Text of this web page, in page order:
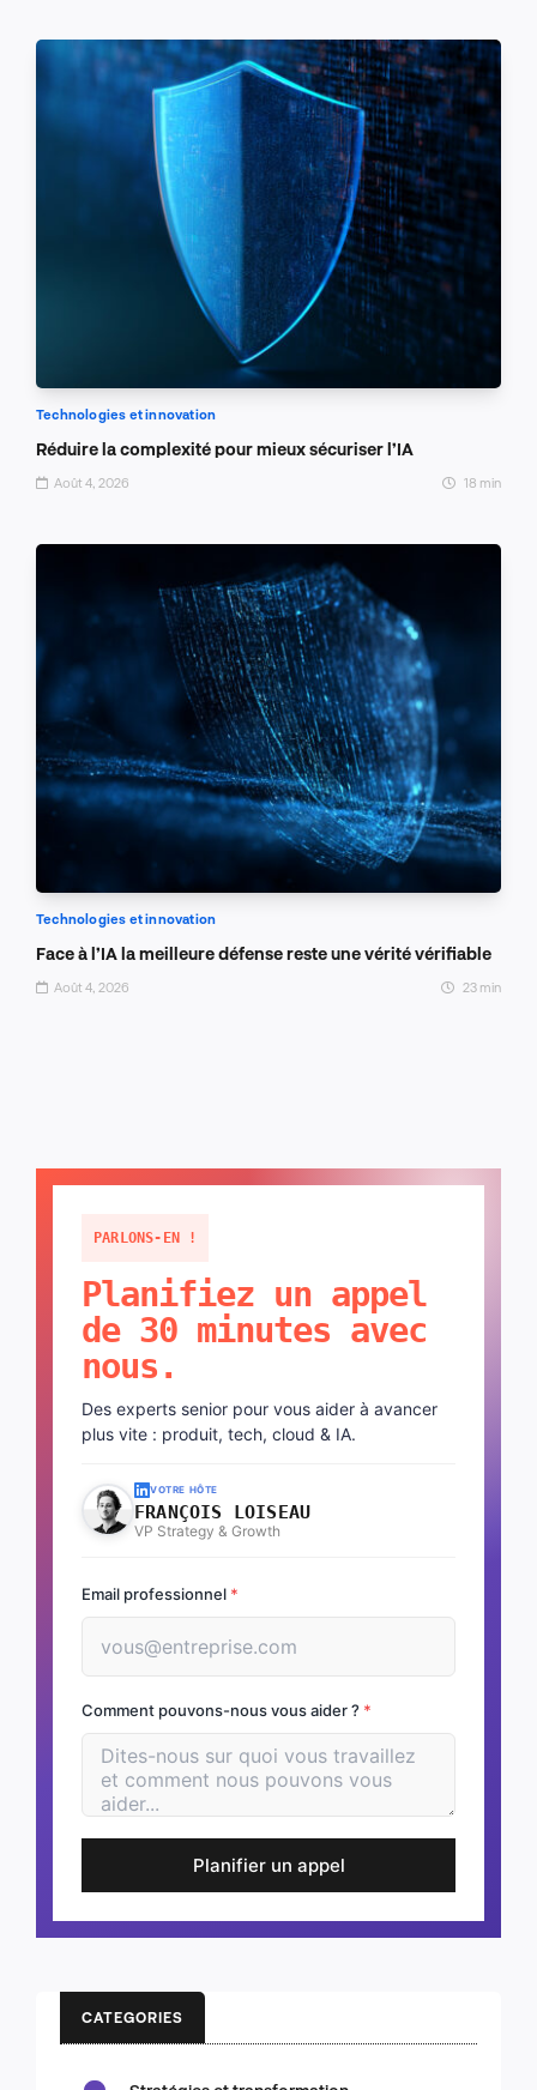
Technologies et innovation
Réduire la complexité pour mieux sécuriser l’IA
Août 4, 2026 18 min
Technologies et innovation
Face à l’IA la meilleure défense reste une vérité vérifiable
Août 4, 2026 23 min
PARLONS-EN !
Planifiez un appel
de 30 minutes avec
nous.
Des experts senior pour vous aider à avancer
plus vite : produit, tech, cloud & IA.
VOTRE HÔTE
FRANÇOIS LOISEAU
VP Strategy & Growth
Email professionnel *
Comment pouvons-nous vous aider ? *
Planifier un appel
CATEGORIES